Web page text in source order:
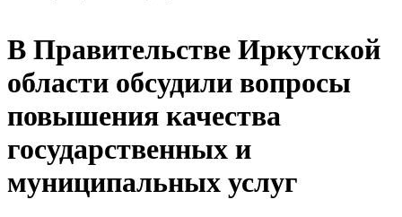
В Правительстве Иркутской
области обсудили вопросы
повышения качества
государственных и
муниципальных услуг